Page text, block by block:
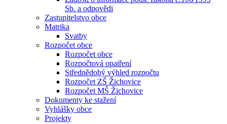
Sb. a odpovědi
Zastupitelstvo obce
Matrika
Svatby
Rozpočet obce
Rozpočet obce
Rozpočtová opatření
Střednědobý výhled rozpočtu
Rozpočet ZŠ Žichovice
Rozpočet MŠ Žichovice
Dokumenty ke stažení
Vyhlášky obce
Projekty